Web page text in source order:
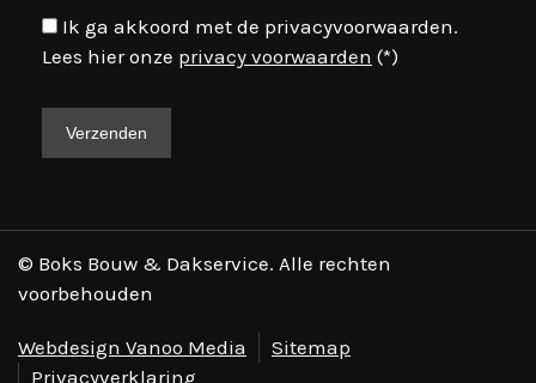
Ik ga akkoord met de privacyvoorwaarden.
Lees hier onze privacy voorwaarden (*)
© Boks Bouw & Dakservice. Alle rechten
voorbehouden
Webdesign Vanoo Media
Sitemap
Privacyverklaring